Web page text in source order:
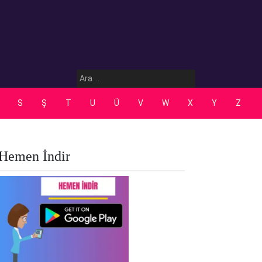
Arama:
S Ş T U Ü V W X Y Z
İndir